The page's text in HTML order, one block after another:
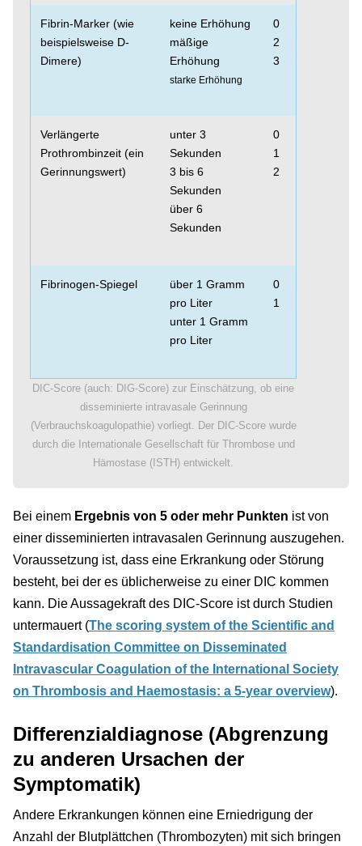
DIC-Score (auch: DIG-Score) zur Einschätzung, ob eine
disseminierte intravasale Gerinnung
(Verbrauchskoagulopathie) vorliegt. Der DIC-Score wurde
durch die Internationale Gesellschaft für Thrombose und
Hämostase (ISTH) entwickelt.
Fibrin-Marker (wie
beispielsweise D-
Dimere)
keine Erhöhung
mäßige
Erhöhung
starke Erhöhung
0
2
3
Verlängerte
Prothrombinzeit (ein
Gerinnungswert)
unter 3
Sekunden
3 bis 6
Sekunden
über 6
Sekunden
0
1
2
Fibrinogen-Spiegel
über 1 Gramm
pro Liter
unter 1 Gramm
pro Liter
0
1
Bei einem Ergebnis von 5 oder mehr Punkten ist von
einer disseminierten intravasalen Gerinnung auszugehen.
Voraussetzung ist, dass eine Erkrankung oder Störung
besteht, bei der es üblicherweise zu einer DIC kommen
kann. Die Aussagekraft des DIC-Score ist durch Studien
untermauert (The scoring system of the Scientific and
Standardisation Committee on Disseminated
Intravascular Coagulation of the International Society
on Thrombosis and Haemostasis: a 5-year overview).
Differenzialdiagnose (Abgrenzung
zu anderen Ursachen der
Symptomatik)
Andere Erkrankungen können eine Erniedrigung der
Anzahl der Blutplättchen (Thrombozyten) mit sich bringen